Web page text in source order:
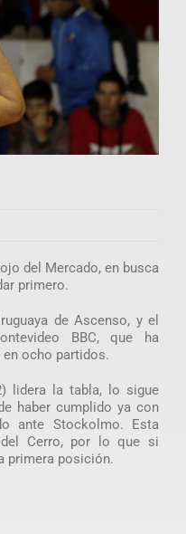
del Mercado, en busca
primero.
de Ascenso, y el
BBC, que ha
ocho partidos.
lidera la tabla, lo sigue
haber cumplido ya con
ante Stockolmo. Esta
Cerro, por lo que si
primera posición.